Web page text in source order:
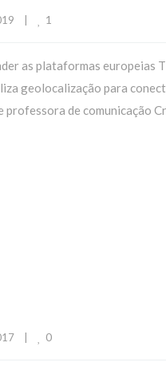
1
as plataformas europeias
geolocalização para
de comunicação
0